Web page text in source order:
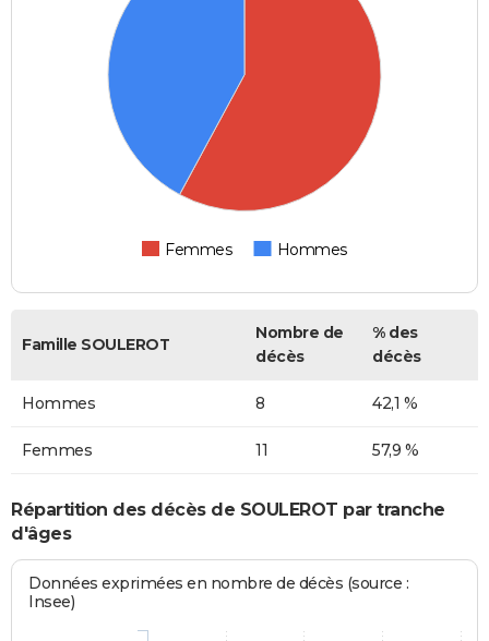
Femmes Hommes
Famille SOULEROT
Nombre de
décès
% des
décès
Hommes 8 42,1 %
Femmes 11 57,9 %
Répartition des décès de SOULEROT par tranche
d'âges
Données exprimées en nombre de décès (source :
Insee)